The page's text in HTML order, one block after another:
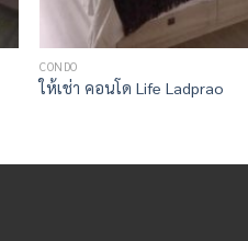
CONDO
ให้เช่า คอนโด Life Ladprao